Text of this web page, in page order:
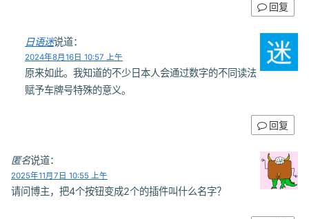
回复
日语迷说道：
2024年8月16日 10:57 上午
原来如此。我知道的不少日本人会通过数字的不同读法
赋予车牌号特殊的意义。
回复
匿名说道：
2025年11月7日 10:55 上午
请问博主，把4个按钮变成2个的插件叫什么名字？